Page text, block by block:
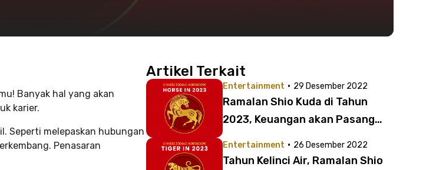
Banyak hal yang akan
karier.
Seperti melepaskan hubungan
Penasaran
Artikel Terkait
Entertainment · 29 Desember 2022
Ramalan Shio Kuda di Tahun
2023, Keuangan akan Pasang
Entertainment · 26 Desember 2022
Tahun Kelinci Air, Ramalan Shio